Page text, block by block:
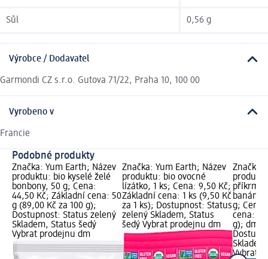
Sůl 0,56 g
Výrobce / Dodavatel
Garmondi CZ s.r.o. Gutova 71/22, Praha 10, 100 00
Vyrobeno v
Francie
Podobné produkty
Značka: Yum Earth; Název
produktu: bio kyselé želé
bonbony, 50 g; Cena:
44,50 Kč; Základní cena: 50
g (89,00 Kč za 100 g);
Dostupnost: Status zelený
Skladem, Status šedý
Vybrat prodejnu dm
Značka: Yum Earth; Název
produktu: bio ovocné
lízátko, 1 ks; Cena: 9,50 Kč;
Základní cena: 1 ks (9,50 Kč
za 1 ks); Dostupnost: Status
zelený Skladem, Status
šedý Vybrat prodejnu dm
Značka:
příkrm v
banán
g;
cena:
g); dm
Vybrat